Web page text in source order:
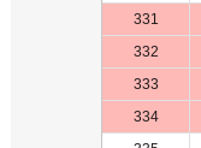
331
332
333
334